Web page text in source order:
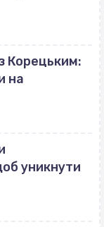
Корецьким:
на
уникнути